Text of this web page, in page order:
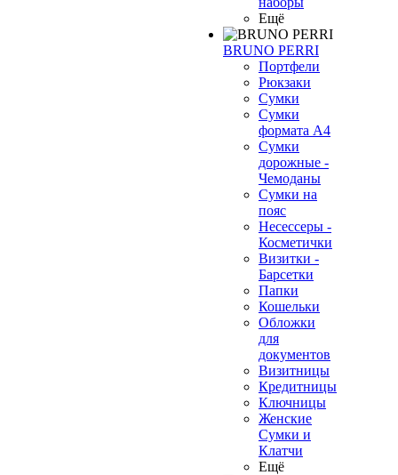
Ещё
BRUNO PERRI
Портфели
Рюкзаки
Сумки
Сумки
формата А4
Сумки
дорожные -
Чемоданы
Сумки на
пояс
Несессеры -
Косметички
Визитки -
Барсетки
Папки
Кошельки
Обложки
для
документов
Визитницы
Кредитницы
Ключницы
Женские
Сумки и
Клатчи
Ещё